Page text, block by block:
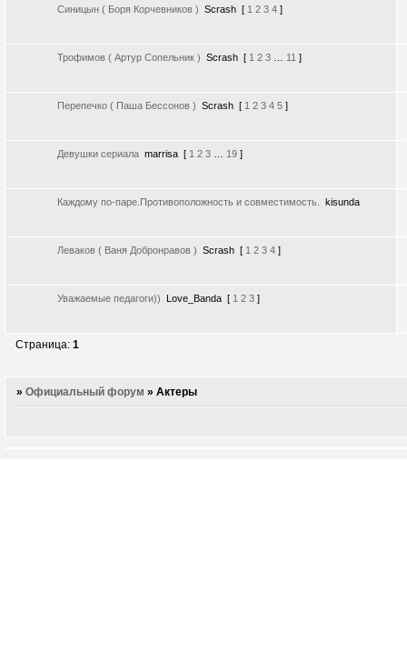
Cиницын ( Боря Корчевников ) Scrash [ 1 2 3 4 ]
Трофимов ( Артур Сопельник ) Scrash [ 1 2 3 11 ]
Перепечко ( Паша Бессонов ) Scrash [ 1 2 3 4 5 ]
Девушки сериала marrisa [ 1 2 3 19 ]
Каждому по-паре.Противоположность и совместимость. kisunda
Леваков ( Ваня Добронравов ) Scrash [ 1 2 3 4 ]
Уважаемые педагоги)) Love_Banda [ 1 2 3 ]
Страница:1
»Официальный форум »Актеры